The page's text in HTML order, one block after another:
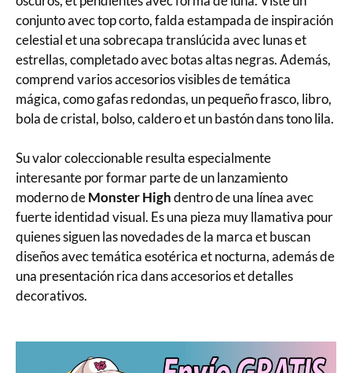
conjunto avec top corto, falda estampada de inspiración
celestial et una sobrecapa translúcida avec lunas et
estrellas, completado avec botas altas negras. Además,
comprend varios accesorios visibles de temática
mágica, como gafas redondas, un pequeño frasco, libro,
bola de cristal, bolso, caldero et un bastón dans tono lila.
Su valor coleccionable resulta especialmente
interesante por formar parte de un lanzamiento
moderno deMonster Highdentro de una línea avec
fuerte identidad visual. Es una pieza muy llamativa pour
quienes siguen las novedades de la marca et buscan
diseños avec temática esotérica et nocturna, además de
una presentación rica dans accesorios et detalles
decorativos.